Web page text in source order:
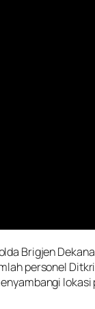
Brigjen
personel
lokasi